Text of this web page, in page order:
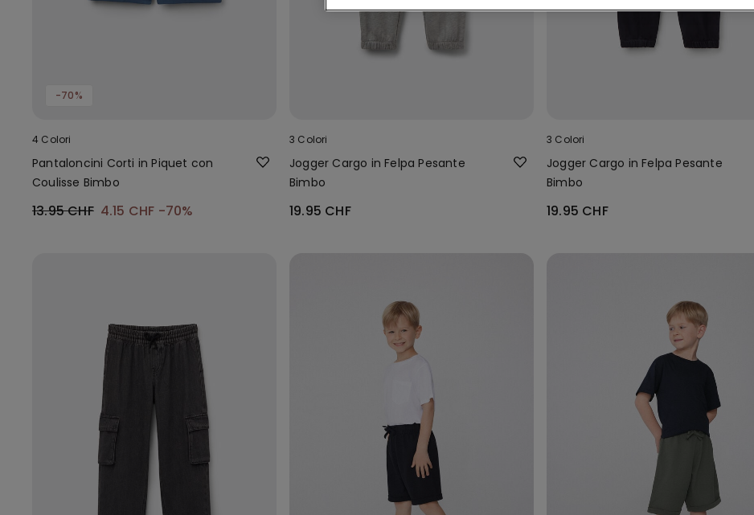
-70%
4 Colori
Pantaloncini Corti in Piquet con
Coulisse Bimbo
13.95 CHF 4.15 CHF -70%
3 Colori
Jogger Cargo in Felpa Pesante
Bimbo
19.95 CHF
3 Colori
Jogger Cargo in Felpa Pesante
Bimbo
19.95 CHF